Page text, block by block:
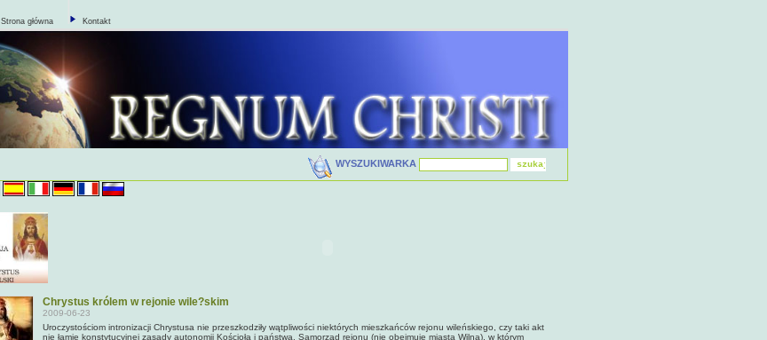
Strona główna Kontakt
WYSZUKIWARKA
Chrystus królem w rejonie wile?skim
2009-06-23
Uroczystościom intronizacji Chrystusa nie przeszkodziły wątpliwości niektórych mieszkańców rejonu wileńskiego, czy taki akt
nie łamie konstytucyjnej zasady autonomii Kościoła i państwa. Samorząd rejonu (nie obejmuje miasta Wilna), w którym